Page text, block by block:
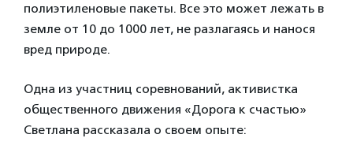
полиэтиленовые пакеты. Все это может лежать в
земле от 10 до 1000 лет, не разлагаясь и нанося
вред природе.
Одна из участниц соревнований, активистка
общественного движения «Дорога к счастью»
Светлана рассказала о своем опыте: